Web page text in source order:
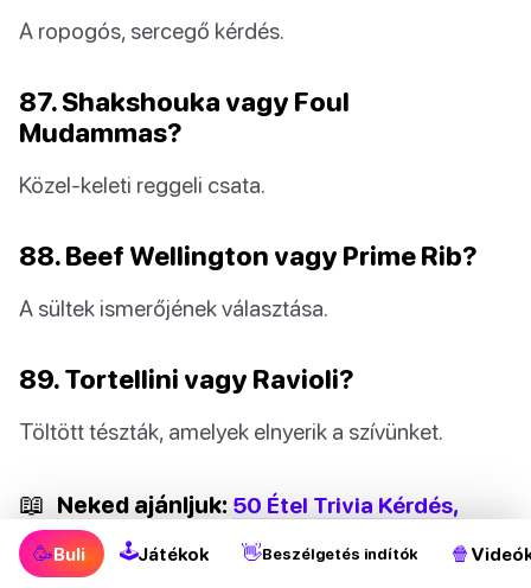
A ropogós, sercegő kérdés.
87. Shakshouka vagy Foul
Mudammas?
Közel-keleti reggeli csata.
88. Beef Wellington vagy Prime Rib?
A sültek ismerőjének választása.
89. Tortellini vagy Ravioli?
Töltött tészták, amelyek elnyerik a szívünket.
📖 Neked ajánljuk: 50 Étel Trivia Kérdés,
Amit Minden Szakértőnek Tudnia Kell
🥳Buli 🕹Játékok 👋Beszélgetés indítók 🍿